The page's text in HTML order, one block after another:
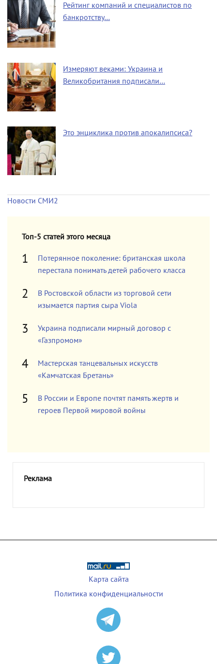
Рейтинг компаний и специалистов по
банкротству…
Измеряют веками: Украина и
Великобритания подписали…
Это энциклика против апокалипсиса?
Новости СМИ2
Топ-5 статей этого месяца
Потерянное поколение: британская школа
перестала понимать детей рабочего класса
В Ростовской области из торговой сети
изымается партия сыра Viola
Украина подписали мирный договор с
«Газпромом»
Мастерская танцевальных искусств
«Камчатская Бретань»
В России и Европе почтят память жертв и
героев Первой мировой войны
Реклама
Карта сайта
Политика конфиденциальности